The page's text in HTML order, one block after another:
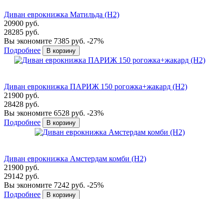
Диван еврокнижка Матильда (Н2)
20900 руб.
28285 руб.
Вы экономите 7385 руб. -27%
Подробнее
Диван еврокнижка ПАРИЖ 150 рогожка+жакард (Н2)
21900 руб.
28428 руб.
Вы экономите 6528 руб. -23%
Подробнее
Диван еврокнижка Амстердам комби (Н2)
21900 руб.
29142 руб.
Вы экономите 7242 руб. -25%
Подробнее